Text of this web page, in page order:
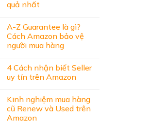
quả nhất
A-Z Guarantee là gì?
Cách Amazon bảo vệ
người mua hàng
4 Cách nhận biết Seller
uy tín trên Amazon
Kinh nghiệm mua hàng
cũ Renew và Used trên
Amazon